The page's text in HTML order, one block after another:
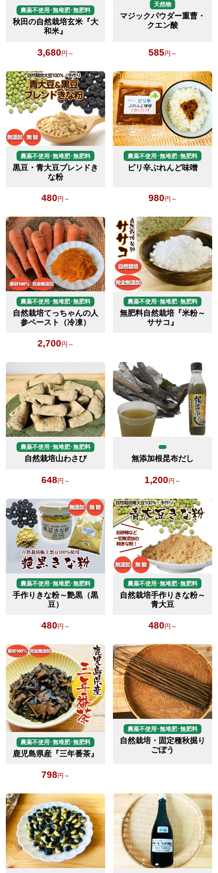
農薬不使用･無堆肥･無肥料
秋田の自然栽培玄米『大
和米』
3,680円～
天然物
マジックパウダー重曹・
クエン酸
585円～
農薬不使用･無堆肥･無肥料
黒豆・青大豆ブレンドき
な粉
480 円～
農薬不使用･無堆肥･無肥料
ピリ辛ぶれんど味噌
980 円～
農薬不使用･無堆肥･無肥料
自然栽培てっちゃんの人
参ペースト（冷凍）
2,700 円～
農薬不使用･無堆肥･無肥料
無肥料自然栽培『米粉～
ササコ』
農薬不使用･無堆肥･無肥料
自然栽培山わさび
648円～
無添加根昆布だし
1,200円～
農薬不使用･無堆肥･無肥料
手作りきな粉～艶黒（黒
豆）
480 円～
農薬不使用･無堆肥･無肥料
自然栽培手作りきな粉～
青大豆
480 円～
農薬不使用･無堆肥･無肥料
鹿児島県産『三年番茶』
798 円～
農薬不使用･無堆肥･無肥料
自然栽培・固定種秋掘り
ごぼう